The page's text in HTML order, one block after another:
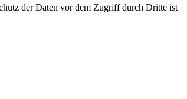
der Daten vor dem Zugriff durch Dritte ist